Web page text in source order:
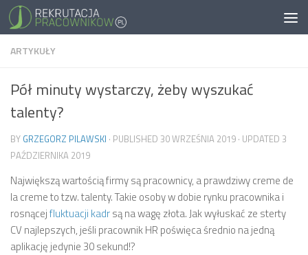
ARTYKUŁY
Pół minuty wystarczy, żeby wyszukać
talenty?
BY GRZEGORZ PILAWSKI · PUBLISHED 30 WRZEŚNIA 2019 · UPDATED 3
PAŹDZIERNIKA 2019
Największą wartością firmy są pracownicy, a prawdziwy creme de
la creme to tzw. talenty. Takie osoby w dobie rynku pracownika i
rosnącejfluktuacji kadrsą na wagę złota. Jak wyłuskać ze sterty
CV najlepszych, jeśli pracownik HR poświęca średnio na jedną
aplikację jedynie 30 sekund!?